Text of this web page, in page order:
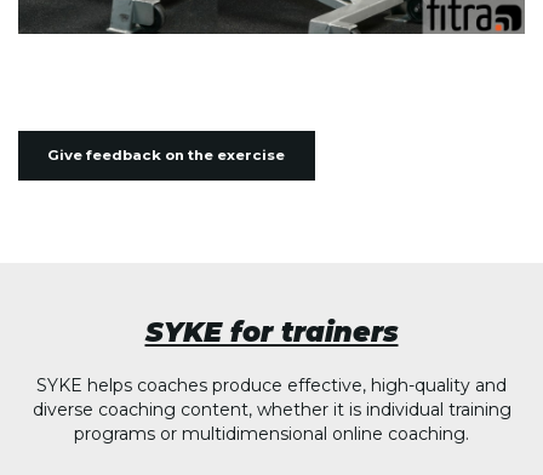
Give feedback on the exercise
SYKE for trainers
SYKE helps coaches produce effective, high-quality and
diverse coaching content, whether it is individual training
programs or multidimensional online coaching.